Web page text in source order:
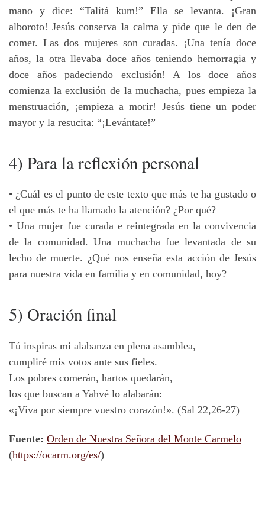
mano y dice: “Talitá kum!” Ella se levanta. ¡Gran
alboroto! Jesús conserva la calma y pide que le den de
comer. Las dos mujeres son curadas. ¡Una tenía doce
años, la otra llevaba doce años teniendo hemorragia y
doce años padeciendo exclusión! A los doce años
comienza la exclusión de la muchacha, pues empieza la
menstruación, ¡empieza a morir! Jesús tiene un poder
mayor y la resucita: “¡Levántate!”
4) Para la reflexión personal
• ¿Cuál es el punto de este texto que más te ha gustado o
el que más te ha llamado la atención? ¿Por qué?
• Una mujer fue curada e reintegrada en la convivencia
de la comunidad. Una muchacha fue levantada de su
lecho de muerte. ¿Qué nos enseña esta acción de Jesús
para nuestra vida en familia y en comunidad, hoy?
5) Oración final
Tú inspiras mi alabanza en plena asamblea,
cumpliré mis votos ante sus fieles.
Los pobres comerán, hartos quedarán,
los que buscan a Yahvé lo alabarán:
«¡Viva por siempre vuestro corazón!». (Sal 22,26-27)
Fuente: Orden de Nuestra Señora del Monte Carmelo
(https://ocarm.org/es/)